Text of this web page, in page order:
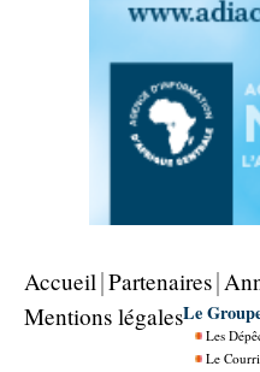
Accueil Partenaires
Mentions légalesLe
Les
Le